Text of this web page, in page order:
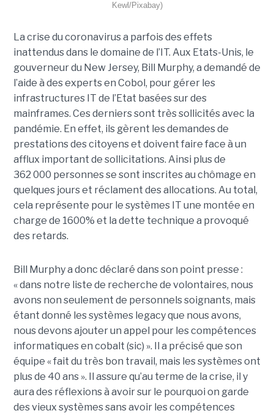
Kewl/Pixabay)
La crise du coronavirus a parfois des effets
inattendus dans le domaine de l’IT. Aux Etats-Unis, le
gouverneur du New Jersey, Bill Murphy, a demandé de
l’aide à des experts en Cobol, pour gérer les
infrastructures IT de l’Etat basées sur des
mainframes. Ces derniers sont très sollicités avec la
pandémie. En effet, ils gèrent les demandes de
prestations des citoyens et doivent faire face à un
afflux important de sollicitations. Ainsi plus de
362 000 personnes se sont inscrites au chômage en
quelques jours et réclament des allocations. Au total,
cela représente pour le systèmes IT une montée en
charge de 1600% et la dette technique a provoqué
des retards.
Bill Murphy a donc déclaré dans son point presse :
« dans notre liste de recherche de volontaires, nous
avons non seulement de personnels soignants, mais
étant donné les systèmes legacy que nous avons,
nous devons ajouter un appel pour les compétences
informatiques en cobalt (sic) ». Il a précisé que son
équipe « fait du très bon travail, mais les systèmes ont
plus de 40 ans ». Il assure qu’au terme de la crise, il y
aura des réflexions à avoir sur le pourquoi on garde
des vieux systèmes sans avoir les compétences